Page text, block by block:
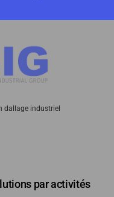
dallage industriel
par activités